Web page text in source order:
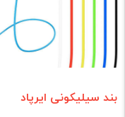
بند سیلیکونی ایرپاد